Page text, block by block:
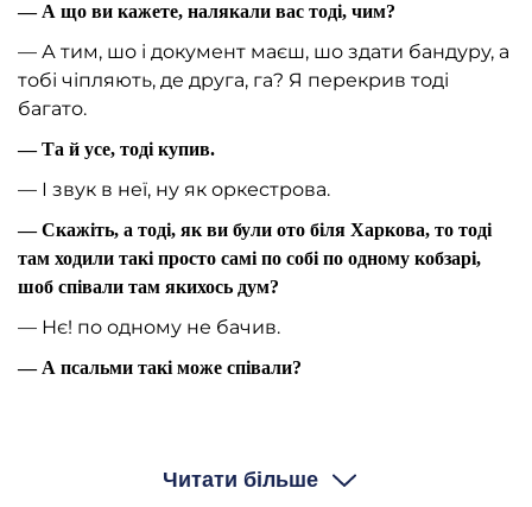
— А що ви кажете, налякали вас тоді, чим?
— А тим, шо і документ маєш, шо здати бандуру, а
тобі чіпляють, де друга, га? Я перекрив тоді
багато.
— Та й усе, тоді купив.
— І звук в неї, ну як оркестрова.
— Скажіть, а тоді, як ви були ото біля Харкова, то тоді
там ходили такі просто самі по собі по одному кобзарі,
шоб співали там якихось дум?
— Нє! по одному не бачив.
— А псальми такі може співали?
ше ж і вік такий же голодний, це 32-й, 33-й.
Читати більше